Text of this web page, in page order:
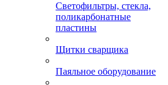
Светофильтры, стекла,
поликарбонатные
пластины
Щитки сварщика
Паяльное оборудование